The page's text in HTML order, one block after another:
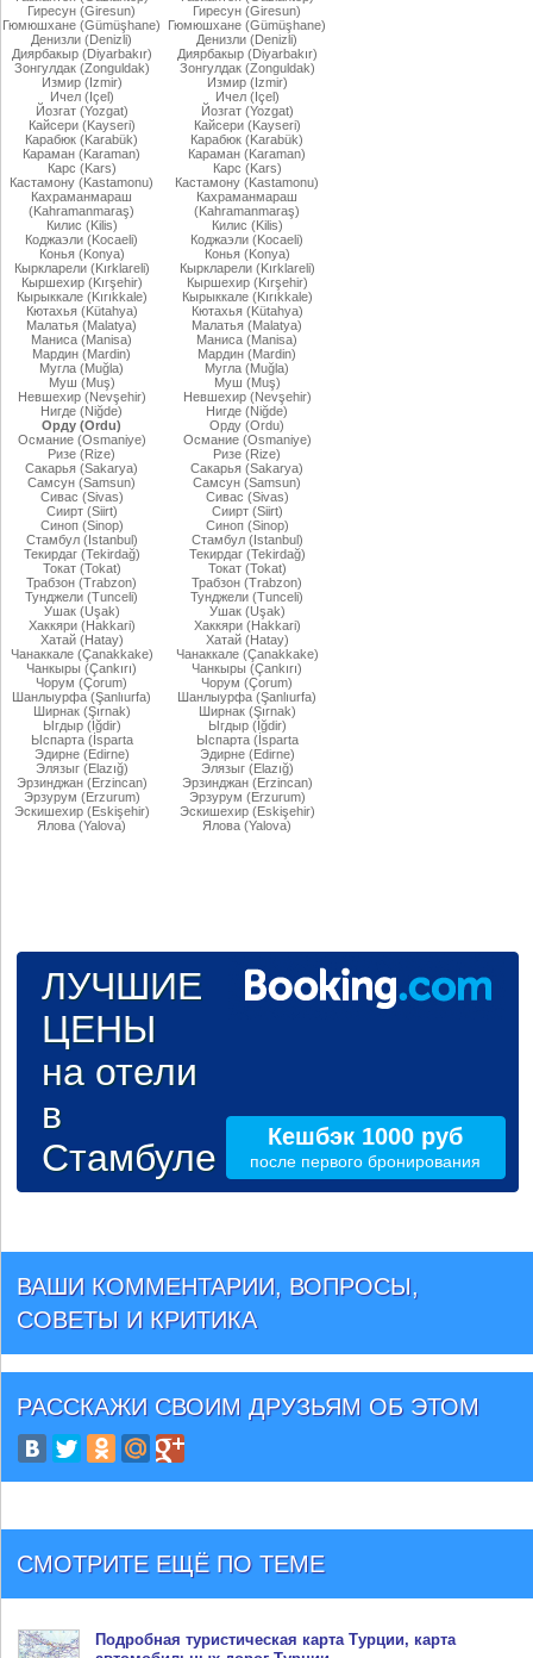
Гиресун (Giresun)
Гюмюшхане (Gümüşhane)
Денизли (Denizli)
Диярбакыр (Diyarbakır)
Зонгулдак (Zonguldak)
Измир (Izmir)
Ичел (Içel)
Йозгат (Yozgat)
Кайсери (Kayseri)
Карабюк (Karabük)
Караман (Karaman)
Карс (Kars)
Кастамону (Kastamonu)
Кахраманмараш
(Kahramanmaraş)
Килис (Kilis)
Коджаэли (Kocaeli)
Конья (Konya)
Кыркларели (Kırklareli)
Кыршехир (Kırşehir)
Кырыккале (Kırıkkale)
Кютахья (Kütahya)
Малатья (Malatya)
Маниса (Manisa)
Мардин (Mardin)
Мугла (Muğla)
Муш (Muş)
Невшехир (Nevşehir)
Нигде (Niğde)
Орду (Ordu)
Османие (Osmaniye)
Ризе (Rize)
Сакарья (Sakarya)
Самсун (Samsun)
Сивас (Sivas)
Сиирт (Siirt)
Синоп (Sinop)
Стамбул (Istanbul)
Текирдаг (Tekirdağ)
Токат (Tokat)
Трабзон (Trabzon)
Тунджели (Tunceli)
Ушак (Uşak)
Хаккяри (Hakkari)
Хатай (Hatay)
Чанаккале (Çanakkake)
Чанкыры (Çankırı)
Чорум (Çorum)
Шанлыурфа (Şanlıurfa)
Ширнак (Şırnak)
Ыгдыр (Iğdir)
Ыспарта (İsparta
Эдирне (Edirne)
Элязыг (Elazığ)
Эрзинджан (Erzincan)
Эрзурум (Erzurum)
Эскишехир (Eskişehir)
Ялова (Yalova)
Гиресун (Giresun)
Гюмюшхане (Gümüşhane)
Денизли (Denizli)
Диярбакыр (Diyarbakır)
Зонгулдак (Zonguldak)
Измир (Izmir)
Ичел (Içel)
Йозгат (Yozgat)
Кайсери (Kayseri)
Карабюк (Karabük)
Караман (Karaman)
Карс (Kars)
Кастамону (Kastamonu)
Кахраманмараш
(Kahramanmaraş)
Килис (Kilis)
Коджаэли (Kocaeli)
Конья (Konya)
Кыркларели (Kırklareli)
Кыршехир (Kırşehir)
Кырыккале (Kırıkkale)
Кютахья (Kütahya)
Малатья (Malatya)
Маниса (Manisa)
Мардин (Mardin)
Мугла (Muğla)
Муш (Muş)
Невшехир (Nevşehir)
Нигде (Niğde)
Орду (Ordu)
Османие (Osmaniye)
Ризе (Rize)
Сакарья (Sakarya)
Самсун (Samsun)
Сивас (Sivas)
Сиирт (Siirt)
Синоп (Sinop)
Стамбул (Istanbul)
Текирдаг (Tekirdağ)
Токат (Tokat)
Трабзон (Trabzon)
Тунджели (Tunceli)
Ушак (Uşak)
Хаккяри (Hakkari)
Хатай (Hatay)
Чанаккале (Çanakkake)
Чанкыры (Çankırı)
Чорум (Çorum)
Шанлыурфа (Şanlıurfa)
Ширнак (Şırnak)
Ыгдыр (Iğdir)
Ыспарта (İsparta
Эдирне (Edirne)
Элязыг (Elazığ)
Эрзинджан (Erzincan)
Эрзурум (Erzurum)
Эскишехир (Eskişehir)
Ялова (Yalova)
ЛУЧШИЕ
ЦЕНЫ
на отели
в
Стамбуле
Кешбэк 1000 руб
после первого бронирования
ВАШИ КОММЕНТАРИИ, ВОПРОСЫ,
СОВЕТЫ И КРИТИКА
РАССКАЖИ СВОИМ ДРУЗЬЯМ ОБ ЭТОМ
СМОТРИТЕ ЕЩЁ ПО ТЕМЕ
Подробная туристическая карта Турции, карта